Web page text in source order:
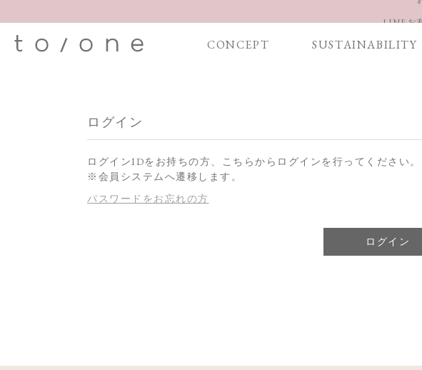
CONCEPT SUSTAINABILITY
ログイン
ログインIDをお持ちの方、こちらからログインを行ってください。
※会員システムへ遷移します。
パスワードをお忘れの方
ログイン